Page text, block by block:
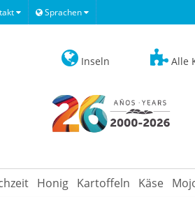
Sprachen
Inseln Alle
Honig Kartoffeln Käse